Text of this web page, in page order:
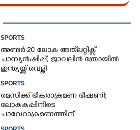
SPORTS
അണ്ടർ 20 ലോക അത്‌ലറ്റിക്സ്
ചാമ്പ്യൻഷിപ്പ്; ജാവലിൻ ത്രോയിൽ
ഇന്ത്യയ്ക്ക് വെള്ളി
SPORTS
മെസിക്ക് ഭീകരാക്രമണ ഭീഷണി;
ലോകകപ്പിനിടെ
ചാവേറാക്രമണത്തിന്